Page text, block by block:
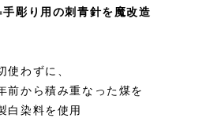
彫り用の刺青針を魔改造
わずに、
前から積み重なった煤を
白染料を使用